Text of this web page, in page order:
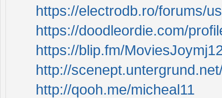
https://electrodb.ro/forums/
https://doodleordie.com/
https://blip.fm/
http://
http://qooh.me/micheal11